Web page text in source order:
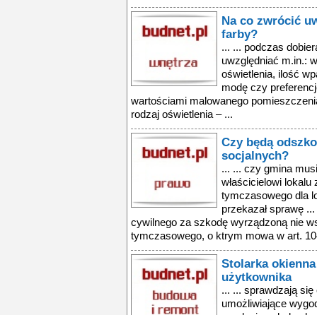
Na co zwrócić
farby?
... ... podczas
uwzględniać m.in.:
oświetlenia, ilość
modę czy
wartościami malowanego
rodzaj oświetlenia – ...
Czy będą
socjalnych?
... ... czy gmina
właścicielowi
tymczasowego dla
przekazał sprawę
cywilnego za szkodę wyrządzoną nie
tymczasowego, o ktrym mowa w art.
Stolarka
użytkownika
... ... sprawdzają
umożliwiające